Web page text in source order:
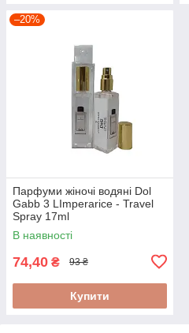
–20%
Парфуми жіночі водяні Dol
Gabb 3 LImperarice - Travel
Spray 17ml
В наявності
74,40 ₴ 93 ₴
Купити